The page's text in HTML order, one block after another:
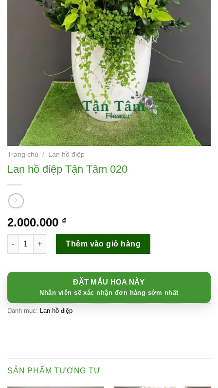
Trang chủ / Lan hồ điệp
Lan hồ điệp Tận Tâm 020
2.000.000 ₫
Lan hồ điệp Tận Tâm 020 số lượng
Thêm vào giỏ hàng
ĐẶT MẪU HOA NÀY
Nhân viên sẽ xác nhận đơn hàng sớm nhất
Danh mục: Lan hồ điệp
SẢN PHẨM TƯƠNG TỰ